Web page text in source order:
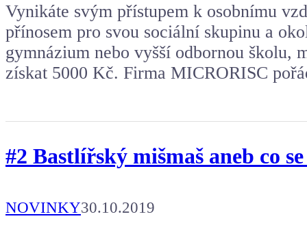
Vynikáte svým přístupem k osobnímu
přínosem pro svou sociální skupinu a
gymnázium nebo vyšší odbornou školu,
získat 5000 Kč. Firma MICRORISC
#2 Bastlířský mišmaš aneb co
NOVINKY30.10.2019